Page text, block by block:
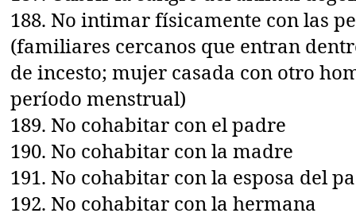
188. No intimar físicamente con las
(familiares cercanos que entran
de incesto; mujer casada con otro
período menstrual)
189. No cohabitar con el padre
190. No cohabitar con la madre
191. No cohabitar con la esposa del
192. No cohabitar con la hermana